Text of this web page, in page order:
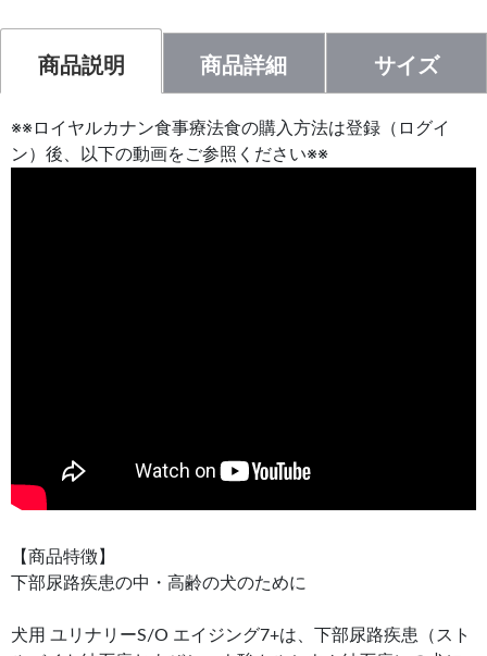
商品説明 商品詳細 サイズ
※※ロイヤルカナン食事療法食の購入方法は登録（ログイ
ン）後、以下の動画をご参照ください※※
【商品特徴】
下部尿路疾患の中・高齢の犬のために
犬用 ユリナリーS/O エイジング7+は、下部尿路疾患（スト